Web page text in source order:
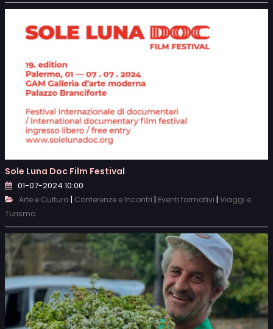
Sole Luna Doc Film Festival
01-07-2024 10:00
Arte e Cultura | Conferenze e Incontri | Eventi formativi | Viaggi e
Turismo